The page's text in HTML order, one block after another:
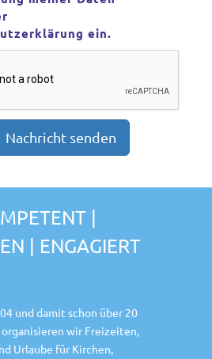
ein.
|
| ENGAGIERT
und damit schon über 20
organisieren wir Freizeiten,
Urlaube für Kirchen,